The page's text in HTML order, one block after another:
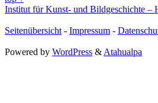
Institut für Kunst- und Bildgeschichte –
Seitenübersicht - Impressum -
Powered by WordPress & Atahualpa